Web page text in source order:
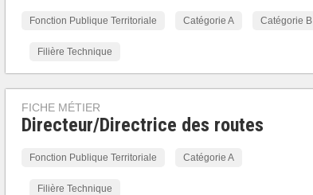
Fonction Publique Territoriale Catégorie A Catégorie B
Filière Technique
FICHE MÉTIER
Directeur/Directrice des routes
Fonction Publique Territoriale Catégorie A
Filière Technique